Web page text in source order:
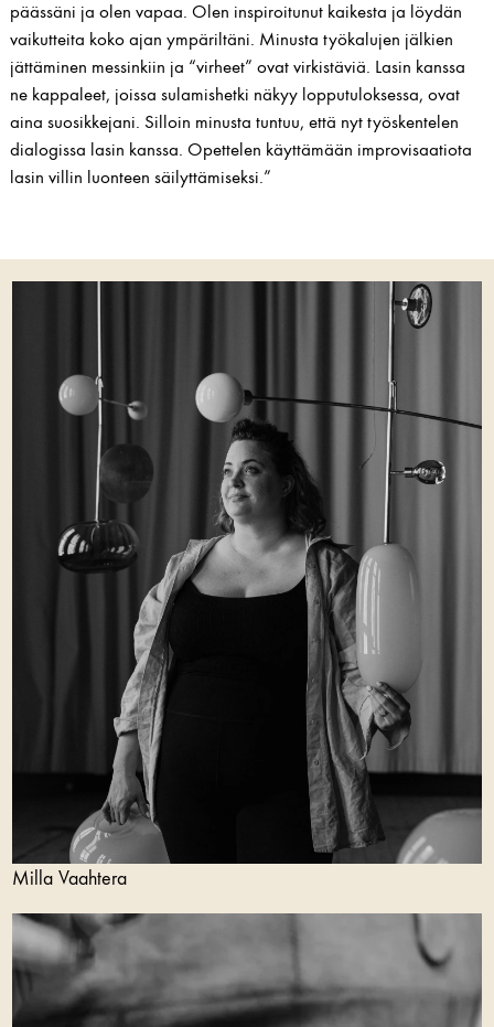
päässäni ja olen vapaa. Olen inspiroitunut kaikesta ja löydän
vaikutteita koko ajan ympäriltäni. Minusta työkalujen jälkien
jättäminen messinkiin ja “virheet” ovat virkistäviä. Lasin kanssa
ne kappaleet, joissa sulamishetki näkyy lopputuloksessa, ovat
aina suosikkejani. Silloin minusta tuntuu, että nyt työskentelen
dialogissa lasin kanssa. Opettelen käyttämään improvisaatiota
lasin villin luonteen säilyttämiseksi.”
Milla Vaahtera